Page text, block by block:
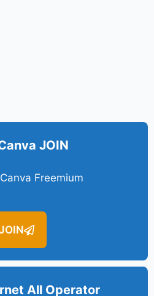
JOIN
Freemium
All Operator